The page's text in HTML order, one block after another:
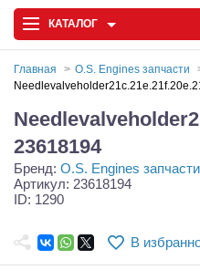
КАТАЛОГ
Запчасти и аксессуары
Игрушки
Главная O.S. Engines запчасти
23618194
Бренд: O.S. Engines запчасти
Артикул: 23618194
ID: 1290
В